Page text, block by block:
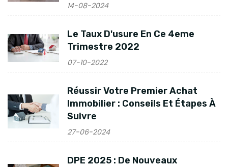
14-08-2024
Le Taux D'usure En Ce 4eme
Trimestre 2022
07-10-2022
Réussir Votre Premier Achat
Immobilier : Conseils Et Étapes À
Suivre
27-06-2024
DPE 2025 : De Nouveaux